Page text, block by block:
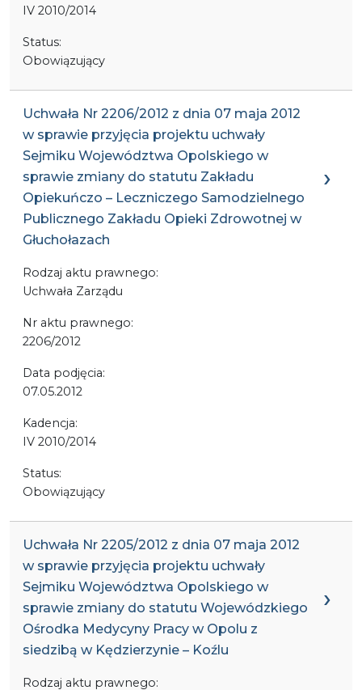
IV 2010/2014
Status:
Obowiązujący
Uchwała Nr 2206/2012 z dnia 07 maja 2012
w sprawie przyjęcia projektu uchwały
Sejmiku Województwa Opolskiego w
sprawie zmiany do statutu Zakładu
Opiekuńczo – Leczniczego Samodzielnego
Publicznego Zakładu Opieki Zdrowotnej w
Głuchołazach
Rodzaj aktu prawnego:
Uchwała Zarządu
Nr aktu prawnego:
2206/2012
Data podjęcia:
07.05.2012
Kadencja:
IV 2010/2014
Status:
Obowiązujący
Uchwała Nr 2205/2012 z dnia 07 maja 2012
w sprawie przyjęcia projektu uchwały
Sejmiku Województwa Opolskiego w
sprawie zmiany do statutu Wojewódzkiego
Ośrodka Medycyny Pracy w Opolu z
siedzibą w Kędzierzynie – Koźlu
Rodzaj aktu prawnego: